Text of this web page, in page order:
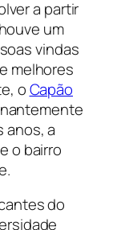
a partir
um
vindas
melhores
oCapão
anos, a
o bairro
do